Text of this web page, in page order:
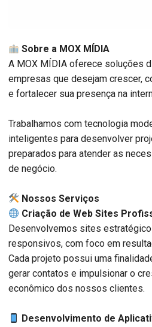
Sobre a MOX MÍDIA
A MOX MÍDIA oferece soluções
empresas que desejam crescer,
e fortalecer sua presença na
Trabalhamos com tecnologia
inteligentes para desenvolver
preparados para atender as
de negócio.
️ Nossos Serviços
Criação de Web Sites
Desenvolvemos sites
responsivos, com foco em
Cada projeto possui uma
gerar contatos e impulsionar o
econômico dos nossos clientes.
Desenvolvimento de